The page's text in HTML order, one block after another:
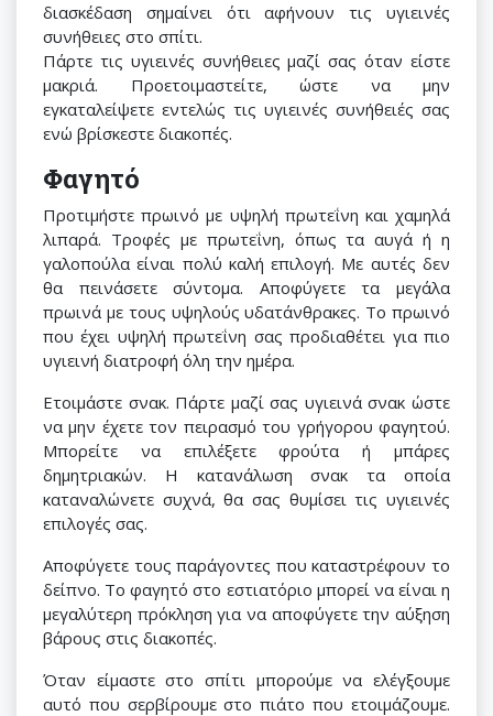
διασκέδαση σημαίνει ότι αφήνουν τις υγιεινές
συνήθειες στο σπίτι.
Πάρτε τις υγιεινές συνήθειες μαζί σας όταν είστε
μακριά. Προετοιμαστείτε, ώστε να μην
εγκαταλείψετε εντελώς τις υγιεινές συνήθειές σας
ενώ βρίσκεστε διακοπές.
Φαγητό
Προτιμήστε πρωινό με υψηλή πρωτεΐνη και χαμηλά
λιπαρά. Τροφές με πρωτεΐνη, όπως τα αυγά ή η
γαλοπούλα είναι πολύ καλή επιλογή. Με αυτές δεν
θα πεινάσετε σύντομα. Αποφύγετε τα μεγάλα
πρωινά με τους υψηλούς υδατάνθρακες. Το πρωινό
που έχει υψηλή πρωτεΐνη σας προδιαθέτει για πιο
υγιεινή διατροφή όλη την ημέρα.
Ετοιμάστε σνακ. Πάρτε μαζί σας υγιεινά σνακ ώστε
να μην έχετε τον πειρασμό του γρήγορου φαγητού.
Μπορείτε να επιλέξετε φρούτα ή μπάρες
δημητριακών. Η κατανάλωση σνακ τα οποία
καταναλώνετε συχνά, θα σας θυμίσει τις υγιεινές
επιλογές σας.
Αποφύγετε τους παράγοντες που καταστρέφουν το
δείπνο. Το φαγητό στο εστιατόριο μπορεί να είναι η
μεγαλύτερη πρόκληση για να αποφύγετε την αύξηση
βάρους στις διακοπές.
Όταν είμαστε στο σπίτι μπορούμε να ελέγξουμε
αυτό που σερβίρουμε στο πιάτο που ετοιμάζουμε.